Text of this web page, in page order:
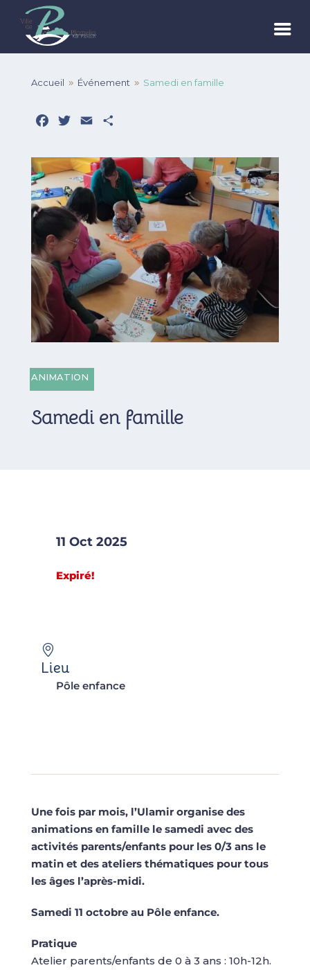
Accueil 9 Événement 9 Samedi en famille
Facebook
Twitter
Email
ANIMATION
Samedi en famille
11 Oct 2025
Expiré!
Lieu
Pôle enfance
Une fois par mois, l’Ulamir organise des
animations en famille le samedi avec des
activités parents/enfants pour les 0/3 ans le
matin et des ateliers thématiques pour tous
les âges l’après-midi.
Samedi 11 octobre au Pôle enfance.
Pratique
Atelier parents/enfants de 0 à 3 ans : 10h-12h.